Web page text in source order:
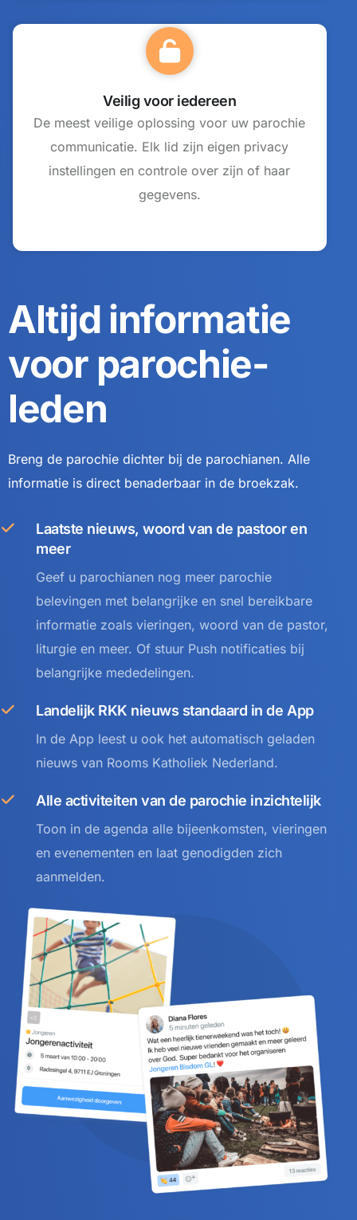
Veilig voor iedereen
De meest veilige oplossing voor uw parochie
communicatie. Elk lid zijn eigen privacy
instellingen en controle over zijn of haar
gegevens.
Altijd informatie
voor parochie-
leden
Breng de parochie dichter bij de parochianen. Alle
informatie is direct benaderbaar in de broekzak.
Laatste nieuws, woord van de pastoor en
meer
Geef u parochianen nog meer parochie
belevingen met belangrijke en snel bereikbare
informatie zoals vieringen, woord van de pastor,
liturgie en meer. Of stuur Push notificaties bij
belangrijke mededelingen.
Landelijk RKK nieuws standaard in de App
In de App leest u ook het automatisch geladen
nieuws van Rooms Katholiek Nederland.
Alle activiteiten van de parochie inzichtelijk
Toon in de agenda alle bijeenkomsten, vieringen
en evenementen en laat genodigden zich
aanmelden.